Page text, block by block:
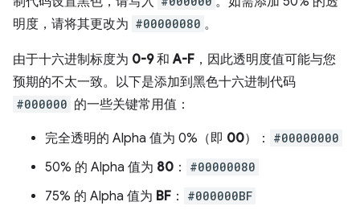
明度，请将其更改为 #00000080 。
由于十六进制标度为 0-9和A-F ，因此透明度值可能与您
预期的不太一致。以下是添加到黑色十六进制代码
#000000 的一些关键常用值：
完全透明的 Alpha 值为 0%（即 00）： #00000000
50% 的 Alpha 值为 80 ： #00000080
75% 的 Alpha 值为 BF ： #000000BF